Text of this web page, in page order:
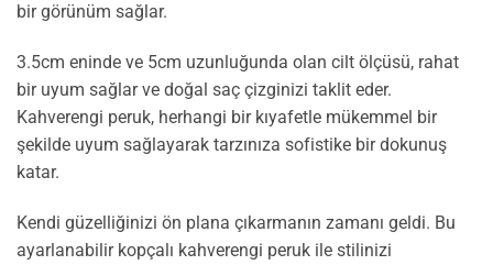
bir görünüm sağlar.
3.5cm eninde ve 5cm uzunluğunda olan cilt ölçüsü, rahat
bir uyum sağlar ve doğal saç çizginizi taklit eder.
Kahverengi peruk, herhangi bir kıyafetle mükemmel bir
şekilde uyum sağlayarak tarzınıza sofistike bir dokunuş
katar.
Kendi güzelliğinizi ön plana çıkarmanın zamanı geldi. Bu
ayarlanabilir kopçalı kahverengi peruk ile stilinizi